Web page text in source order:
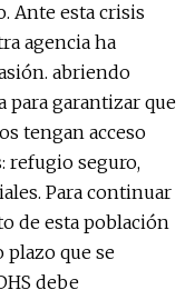
Ante esta crisis
agencia ha
abriendo
para garantizar que
tengan acceso
refugio seguro,
Para continuar
de esta población
que se
debe